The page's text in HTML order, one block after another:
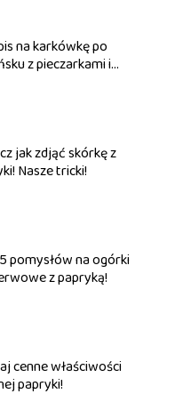
na karkówkę po
z pieczarkami i
jak zdjąć skórkę z
Nasze tricki!
pomysłów na ogórki
z papryką!
cenne właściwości
papryki!